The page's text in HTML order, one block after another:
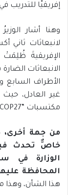
إفريقيًّا للتدريب
وهنا أشار
لانبعاثات ثاني
الإفريقيةَ
الانبعاثات
الأطراف
غير العادل،
مكتسبات “COP27”.
من جهة أخرى،
خاصٌّ تحدث فيه
الوزارة في
المحافظة
هذا الشأن، وهذا